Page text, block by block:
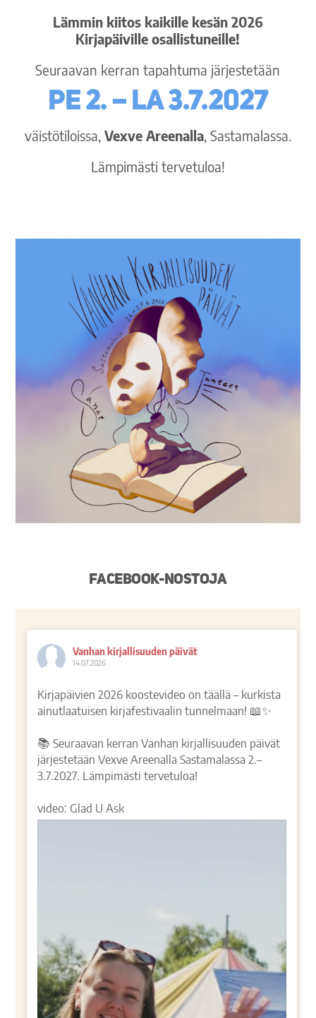
Lämmin kiitos kaikille kesän 2026
Kirjapäiville osallistuneille!
Seuraavan kerran tapahtuma järjestetään
pe 2. – la 3.7.2027
väistötiloissa, Vexve Areenalla, Sastamalassa.
Lämpimästi tervetuloa!
Facebook-nostoja
Vanhan kirjallisuuden päivät
14.07.2026
Kirjapäivien 2026 koostevideo on täällä – kurkista
ainutlaatuisen kirjafestivaalin tunnelmaan! 📖✨
📚 Seuraavan kerran Vanhan kirjallisuuden päivät
järjestetään Vexve Areenalla Sastamalassa 2.–
3.7.2027. Lämpimästi tervetuloa!
video: Glad U Ask